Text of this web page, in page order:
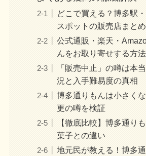
どこで買える？博多駅
スポットの販売店まとめ
公式通販・楽天・
んをお取り寄せする方法
「販売中止」の噂は本
況と入手難易度の真相
博多通りもんは小さく
更の噂を検証
【徹底比較】博多通り
菓子との違い
地元民が教える！博多